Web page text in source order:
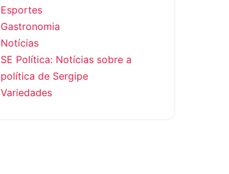
Esportes
Gastronomia
Notícias
SE Política: Notícias sobre a
política de Sergipe
Variedades